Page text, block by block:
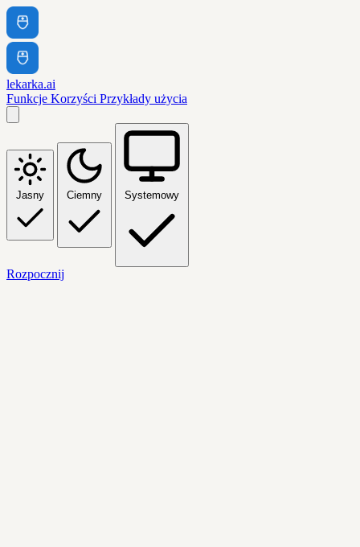
lekarka.ai
Funkcje Korzyści Przykłady użycia
Jasny Ciemny Systemowy
Rozpocznij